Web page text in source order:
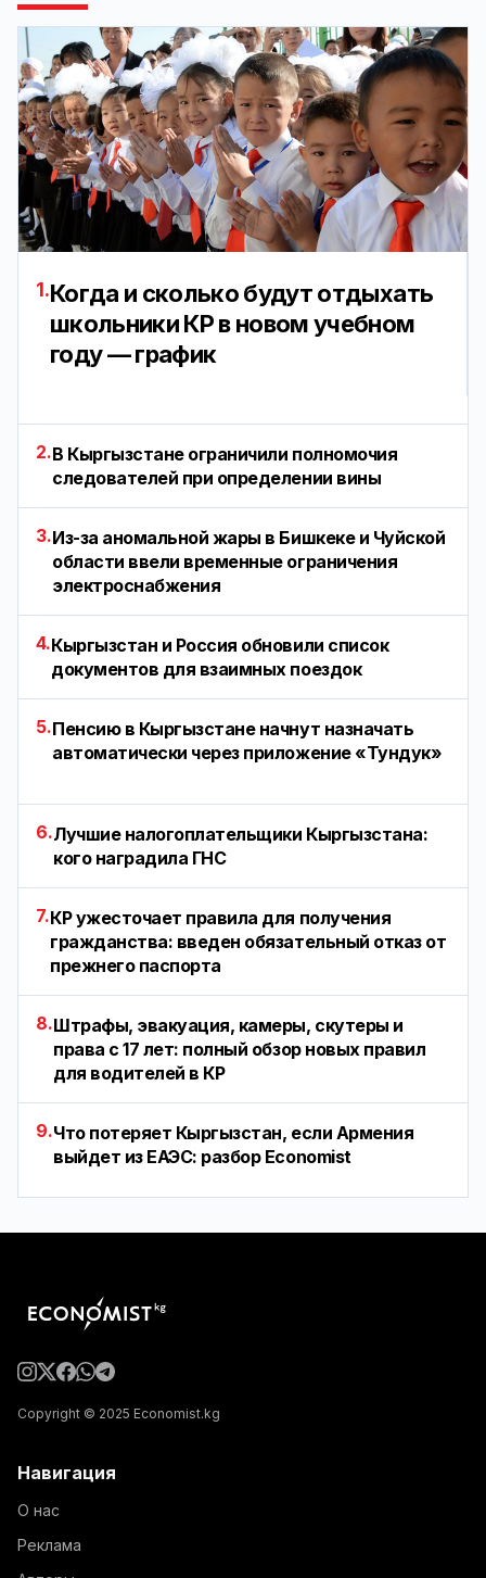
1.Когда и сколько будут отдыхать
школьники КР в новом учебном
году — график
2.В Кыргызстане ограничили полномочия
следователей при определении вины
3.Из-за аномальной жары в Бишкеке и Чуйской
области ввели временные ограничения
электроснабжения
4.Кыргызстан и Россия обновили список
документов для взаимных поездок
5.Пенсию в Кыргызстане начнут назначать
автоматически через приложение «Тундук»
6.Лучшие налогоплательщики Кыргызстана:
кого наградила ГНС
7.КР ужесточает правила для получения
гражданства: введен обязательный отказ от
прежнего паспорта
8.Штрафы, эвакуация, камеры, скутеры и
права с 17 лет: полный обзор новых правил
для водителей в КР
9.Что потеряет Кыргызстан, если Армения
выйдет из ЕАЭС: разбор Economist
Copyright © 2025 Economist.kg
Навигация
О нас
Реклама